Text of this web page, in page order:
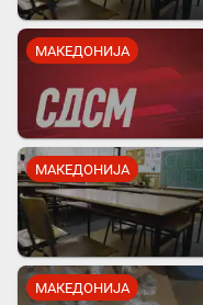
МАКЕДОНИЈА
МАКЕДОНИЈА
МАКЕДОНИЈА